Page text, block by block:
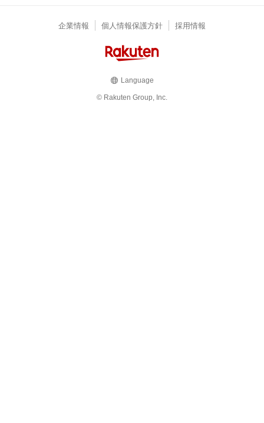
企業情報 個人情報保護方針 採用情報
Language
© Rakuten Group, Inc.